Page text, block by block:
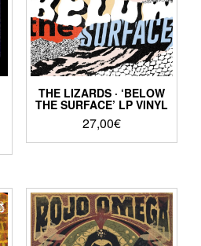
THE LIZARDS · ‘BELOW
THE SURFACE’ LP VINYL
27,00€